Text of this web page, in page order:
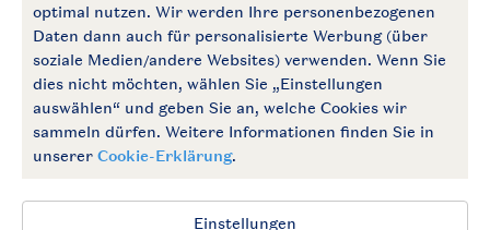
Zum Newsletter anmelden